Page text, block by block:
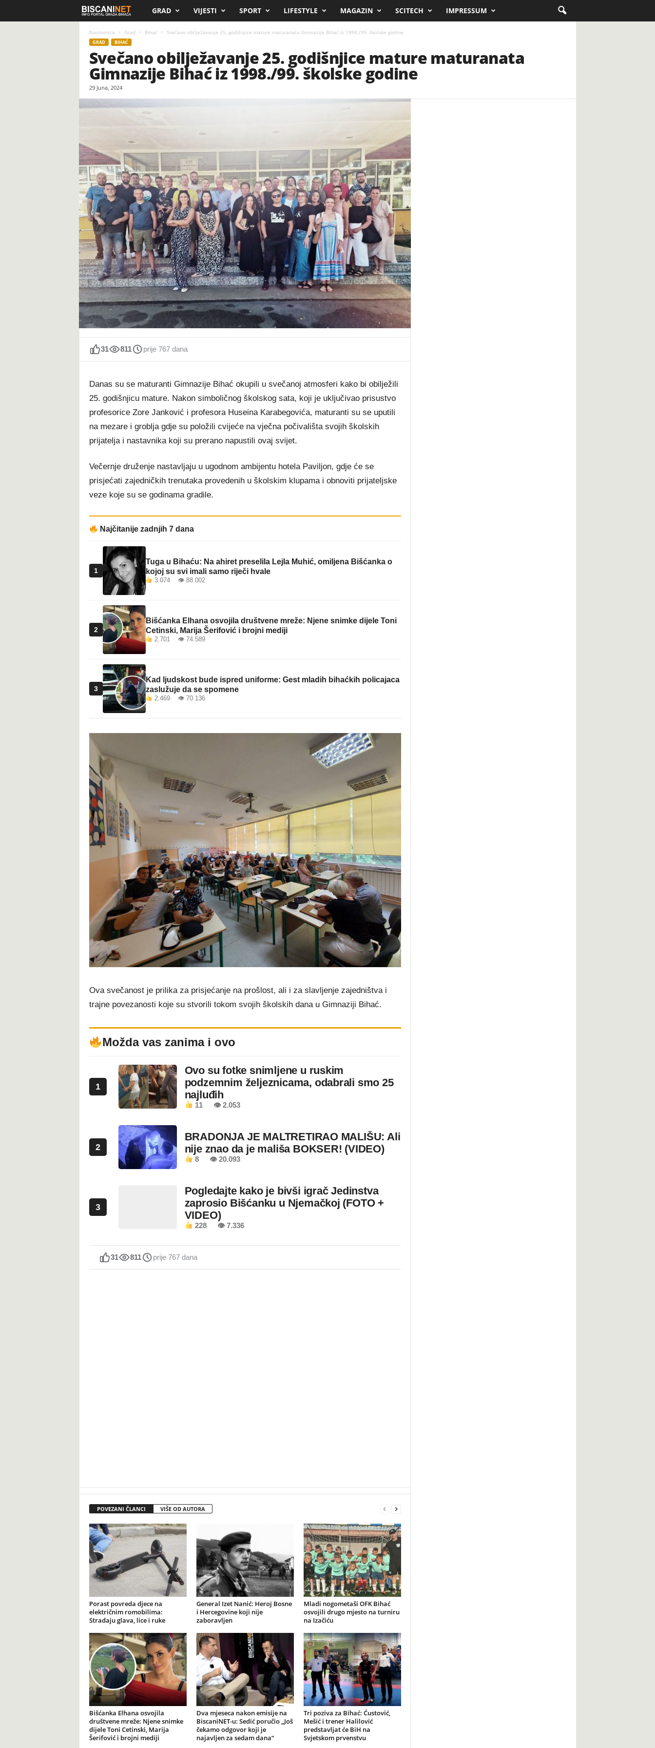
i
c
.
n
e
t
GRAD VIJESTI SPORT LIFESTYLE MAGAZIN SCITECH IMPRESSUM
Naslovnica Grad Bihać Svečano obilježavanje 25. godišnjice mature maturanata Gimnazije Bihać iz 1998./99. školske godine
GRAD BIHAĆ
Svečano obilježavanje 25. godišnjice mature maturanata
Gimnazije Bihać iz 1998./99. školske godine
29 Juna, 2024
31 811 prije 767 dana
Danas su se maturanti Gimnazije Bihać okupili u svečanoj atmosferi kako bi obilježili
25. godišnjicu mature. Nakon simboličnog školskog sata, koji je uključivao prisustvo
profesorice Zore Janković i profesora Huseina Karabegovića, maturanti su se uputili
na mezare i groblja gdje su položili cvijeće na vječna počivališta svojih školskih
prijatelja i nastavnika koji su prerano napustili ovaj svijet.
Večernje druženje nastavljaju u ugodnom ambijentu hotela Paviljon, gdje će se
prisjećati zajedničkih trenutaka provedenih u školskim klupama i obnoviti prijateljske
veze koje su se godinama gradile.
Najčitanije zadnjih 7 dana
1
Tuga u Bihaću: Na ahiret preselila Lejla Muhić, omiljena Bišćanka o
kojoj su svi imali samo riječi hvale
3.074 👁 88.002
2
Bišćanka Elhana osvojila društvene mreže: Njene snimke dijele Toni
Cetinski, Marija Šerifović i brojni mediji
2.701 👁 74.589
3
Kad ljudskost bude ispred uniforme: Gest mladih bihaćkih policajaca
zaslužuje da se spomene
2.469 👁 70.136
Ova svečanost je prilika za prisjećanje na prošlost, ali i za slavljenje zajedništva i
trajne povezanosti koje su stvorili tokom svojih školskih dana u Gimnaziji Bihać.
Možda vas zanima i ovo
1
Ovo su fotke snimljene u ruskim
podzemnim željeznicama, odabrali smo 25
najluđih
11 👁 2.053
2
BRADONJA JE MALTRETIRAO MALIŠU: Ali
nije znao da je mališa BOKSER! (VIDEO)
8 👁 20.093
3
Pogledajte kako je bivši igrač Jedinstva
zaprosio Bišćanku u Njemačkoj (FOTO +
VIDEO)
228 👁 7.336
31 811 prije 767 dana
POVEZANI ČLANCI VIŠE OD AUTORA
Porast povreda djece na
električnim romobilima:
Stradaju glava, lice i ruke
General Izet Nanić: Heroj Bosne
i Hercegovine koji nije
zaboravljen
Mladi nogometaši OFK Bihać
osvojili drugo mjesto na turniru
na Izačiću
Bišćanka Elhana osvojila
društvene mreže: Njene snimke
dijele Toni Cetinski, Marija
Šerifović i brojni mediji
Dva mjeseca nakon emisije na
BiscaniNET-u: Sedić poručio „Još
čekamo odgovor koji je
najavljen za sedam dana“
Tri poziva za Bihać: Ćustović,
Mešić i trener Halilović
predstavljat će BiH na
Svjetskom prvenstvu